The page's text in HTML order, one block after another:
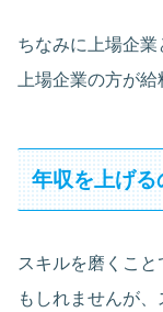
ちなみに上場企
上場企業の方が給
年収を上げ
スキルを磨くこ
もしれませんが